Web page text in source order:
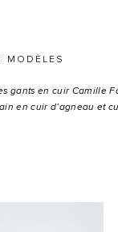
MODÈLES
gants en cuir Camille
en cuir d’agneau et